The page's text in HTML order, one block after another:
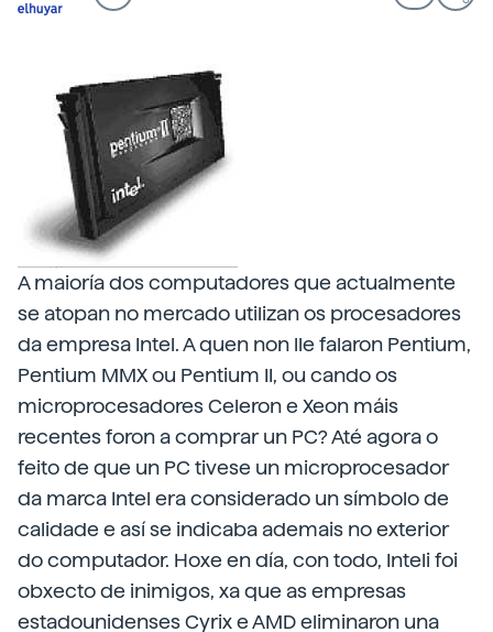
A maioría dos computadores que actualmente
se atopan no mercado utilizan os procesadores
da empresa Intel. A quen non lle falaron Pentium,
Pentium MMX ou Pentium II, ou cando os
microprocesadores Celeron e Xeon máis
recentes foron a comprar un PC? Até agora o
feito de que un PC tivese un microprocesador
da marca Intel era considerado un símbolo de
calidade e así se indicaba ademais no exterior
do computador. Hoxe en día, con todo, Inteli foi
obxecto de inimigos, xa que as empresas
estadounidenses Cyrix e AMD eliminaron una